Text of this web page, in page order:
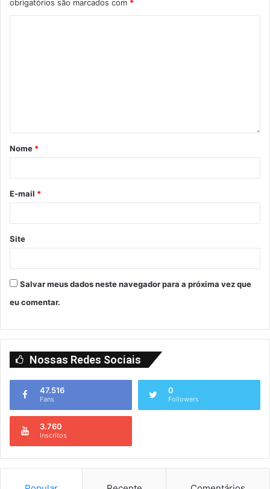
obrigatórios são marcados com *
Nome *
E-mail *
Site
Salvar meus dados neste navegador para a próxima vez que
eu comentar.
Nossas Redes Sociais
47.516
Fans
0
Followers
3.760
Inscritos